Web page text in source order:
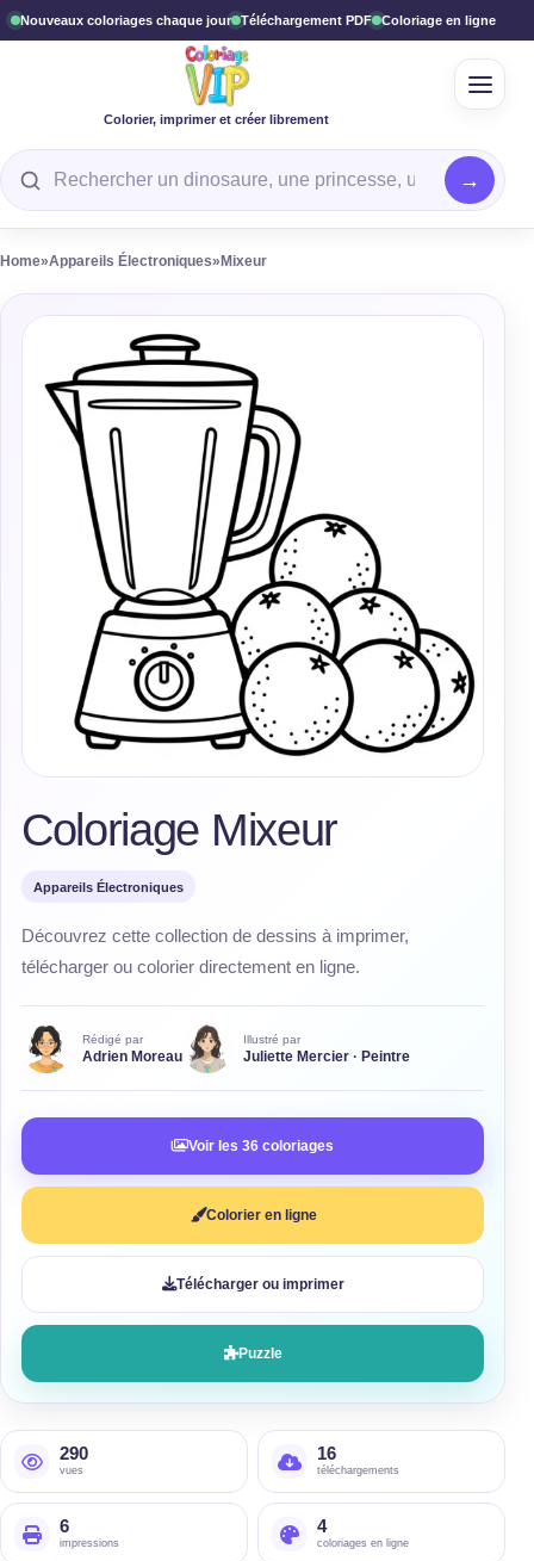
Nouveaux coloriages chaque jour Téléchargement PDF Coloriage en ligne
Colorier, imprimer et créer librement
Rechercher un coloriage
Home»Appareils Électroniques» Mixeur
Coloriage Mixeur
Appareils Électroniques
Découvrez cette collection de dessins à imprimer,
télécharger ou colorier directement en ligne.
Rédigé par
Adrien Moreau
Illustré par
Juliette Mercier · Peintre
Voir les 36 coloriages
Colorier en ligne
Télécharger ou imprimer
Puzzle
290
vues
16
téléchargements
6
impressions
4
coloriages en ligne